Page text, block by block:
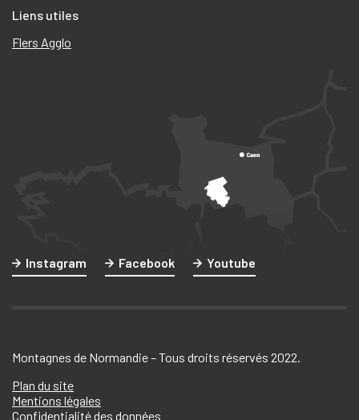
Liens utiles
Flers Agglo
Instagram Facebook Youtube
Montagnes de Normandie – Tous droits réservés 2022.
Plan du site
Mentions légales
Confidentialité des données